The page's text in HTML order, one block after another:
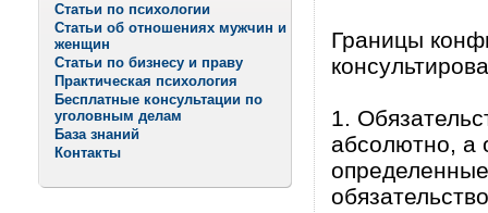
Статьи по психологии
Статьи об отношениях мужчин и
женщин
Статьи по бизнесу и праву
Практическая психология
Бесплатные консультации по
уголовным делам
База знаний
Контакты
Границы
1.
абсолютно, а